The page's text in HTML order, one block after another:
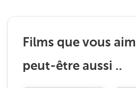
Films que vous
peut-être aussi ..